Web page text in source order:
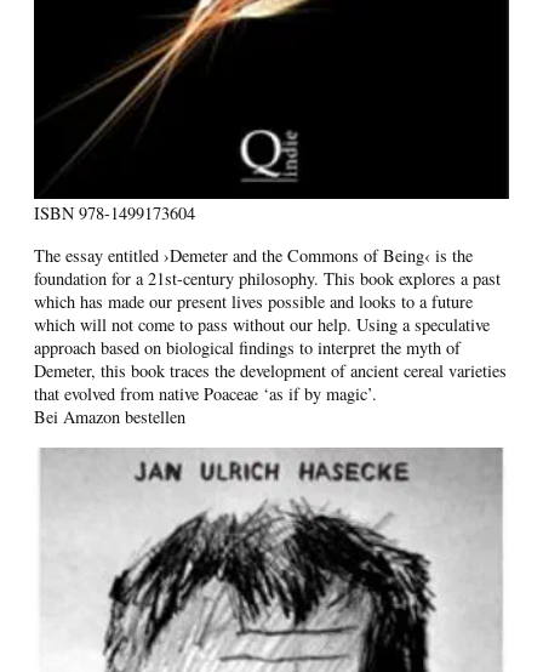
ISBN 978-1499173604
The essay entitled ›Demeter and the Commons of Being‹ is the
foundation for a 21st-century philosophy. This book explores a past
which has made our present lives possible and looks to a future
which will not come to pass without our help. Using a speculative
approach based on biological findings to interpret the myth of
Demeter, this book traces the development of ancient cereal varieties
that evolved from native Poaceae ‘as if by magic’.
Bei Amazon bestellen